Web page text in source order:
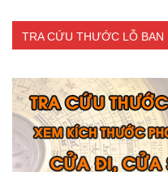
TRA CỨU THƯỚC LỖ BAN